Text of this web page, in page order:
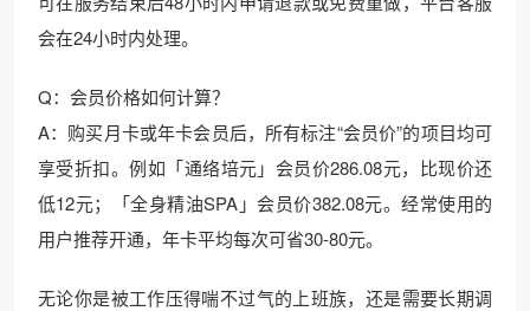
会在24小时内处理。
Q：会员价格如何计算？
A：购买月卡或年卡会员后，所有标注“会员价”的项目均可
享受折扣。例如「通络培元」会员价286.08元，比现价还
低12元；「全身精油SPA」会员价382.08元。经常使用的
用户推荐开通，年卡平均每次可省30-80元。
无论你是被工作压得喘不过气的上班族，还是需要长期调